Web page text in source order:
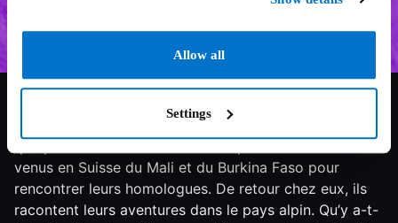
Allow all
Settings
93 min
moches et beaucoup trop grosses. C’est du moins ce
que pensent les trois éleveurs et producteurs de lait
venus en Suisse du Mali et du Burkina Faso pour
rencontrer leurs homologues. De retour chez eux, ils
racontent leurs aventures dans le pays alpin. Qu’y a-t-